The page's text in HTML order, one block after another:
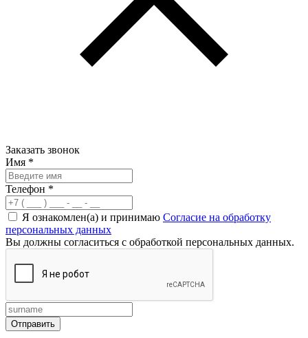
Заказать звонок
Имя *
Телефон *
Я ознакомлен(а) и принимаю Согласие на обработку
персональных данных
Вы должны согласиться с обработкой персональных данных.